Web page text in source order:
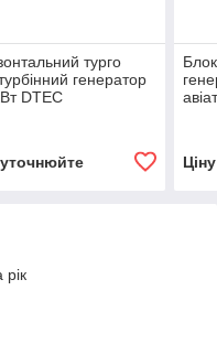
турго
генератор
DTEC
уточнюйте
рік